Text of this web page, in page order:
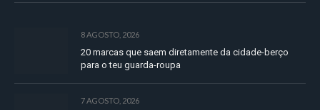
8 AGOSTO, 2026
20 marcas que saem diretamente da cidade-berço
para o teu guarda-roupa
7 AGOSTO, 2026